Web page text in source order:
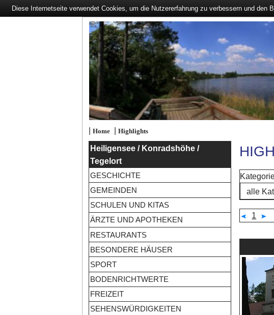
| Home| Highlights
Heiligensee / Konradshöhe /
Tegelort
GESCHICHTE
GEMEINDEN
SCHULEN UND KITAS
ÄRZTE UND APOTHEKEN
RESTAURANTS
BESONDERE HÄUSER
SPORT
BODENRICHTWERTE
FREIZEIT
SEHENSWÜRDIGKEITEN
1
Diese Internetseite verwendet Cookies, um die Nutzererfahrung zu verbessern und den